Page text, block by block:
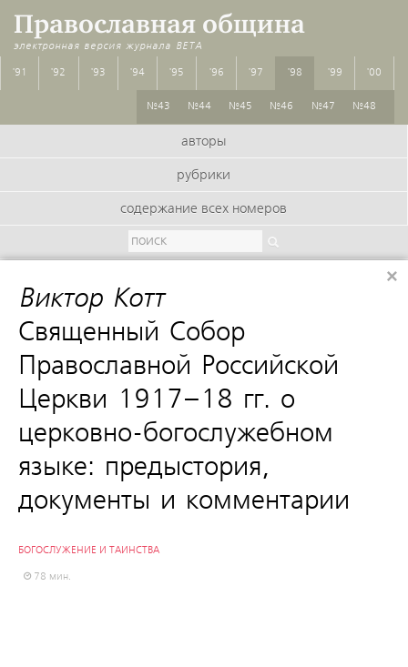
Православная община
электронная версия журнала BETA
'91 '92 '93 '94 '95 '96 '97 '98
№43 №44 №45 №46 №47 №48
'99 '00
авторы
рубрики
содержание всех номеров
Виктор Котт:
Священный Собор
Православной Российской
Церкви 1917–18 гг. о
церковно-богослужебном
языке: предыстория,
документы и комментарии
БОГОСЛУЖЕНИЕ И ТАИНСТВА
78 мин.
×